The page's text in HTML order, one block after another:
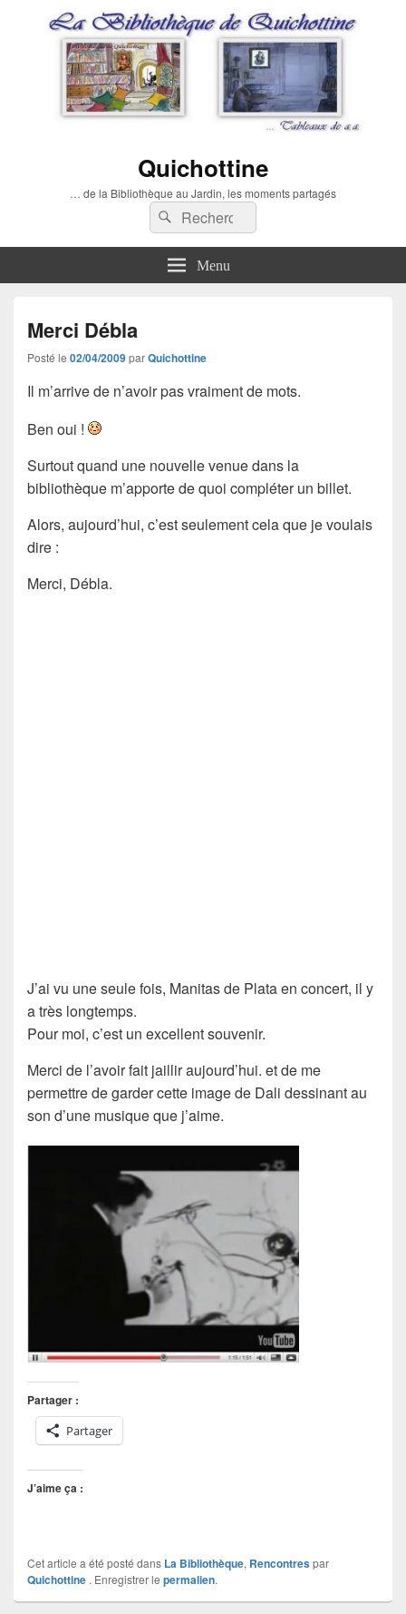
Quichottine
… de la Bibliothèque au Jardin, les moments partagés
Recherche :
Rechercher
Menu
Merci Débla
Posté le 02/04/2009parQuichottine
Il m’arrive de n’avoir pas vraiment de mots.
Ben oui !
Surtout quand une nouvelle venue dans la
bibliothèque m’apporte de quoi compléter un billet.
Alors, aujourd’hui, c’est seulement cela que je voulais
dire :
Merci, Débla.
J’ai vu une seule fois, Manitas de Plata en concert, il y
a très longtemps.
Pour moi, c’est un excellent souvenir.
Merci de l’avoir fait jaillir aujourd’hui. et de me
permettre de garder cette image de Dali dessinant au
son d’une musique que j’aime.
Partager :
Partager
J’aime ça :
Cet article a été posté dans La Bibliothèque, Rencontrespar
Quichottine . Enregistrer le permalien.